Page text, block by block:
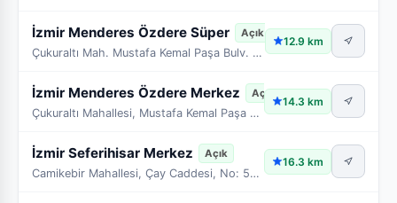
İzmir Menderes Özdere Süper Açık
Çukuraltı Mah. Mustafa Kemal Paşa Bulv. No:234A ve 234B
12.9 km
İzmir Menderes Özdere Merkez Açık
Çukuraltı Mahallesi, Mustafa Kemal Paşa Bulvarı, No:94A
14.3 km
İzmir Seferihisar Merkez Açık
Camikebir Mahallesi, Çay Caddesi, No: 52 ve 54
16.3 km